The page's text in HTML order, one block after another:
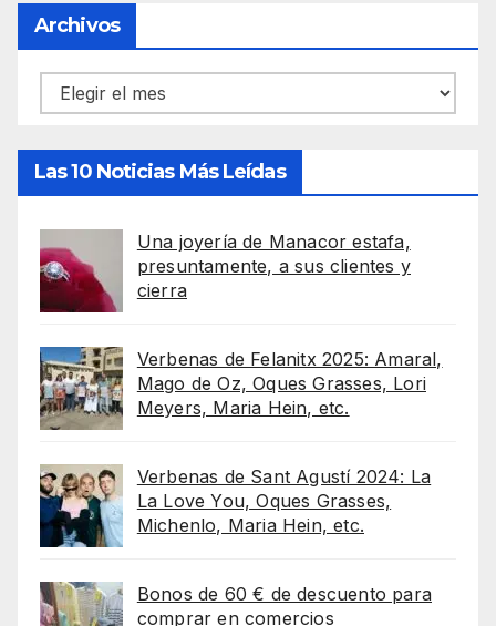
Archivos
Archivos
Las 10 Noticias Más Leídas
Una joyería de Manacor estafa,
presuntamente, a sus clientes y
cierra
Verbenas de Felanitx 2025: Amaral,
Mago de Oz, Oques Grasses, Lori
Meyers, Maria Hein, etc.
Verbenas de Sant Agustí 2024: La
La Love You, Oques Grasses,
Michenlo, Maria Hein, etc.
Bonos de 60 € de descuento para
comprar en comercios